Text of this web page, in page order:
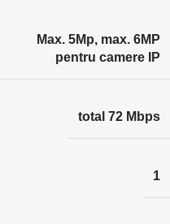
Max. 5Mp, max. 6MP
pentru camere IP
total 72 Mbps
1